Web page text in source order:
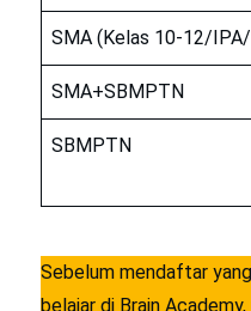
SMA (Kelas 10-12/
SMA+SBMPTN
SBMPTN
Sebelum mendaftar
belajar di Brain